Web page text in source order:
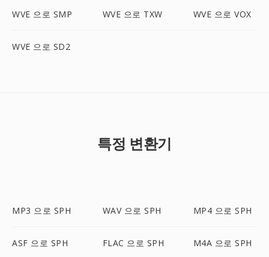
WVE 으로 SMP WVE 으로 TXW WVE 으로 VOX
WVE 으로 SD2
특정 변환기
MP3 으로 SPH WAV 으로 SPH MP4 으로 SPH
ASF 으로 SPH FLAC 으로 SPH M4A 으로 SPH